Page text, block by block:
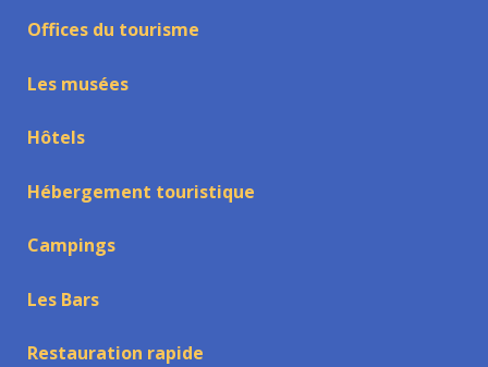
Offices du tourisme
Les musées
Hôtels
Hébergement touristique
Campings
Les Bars
Restauration rapide